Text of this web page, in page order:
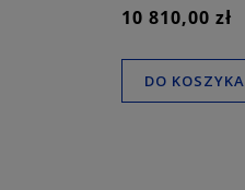
10 810,00 zł
DO KOSZYKA